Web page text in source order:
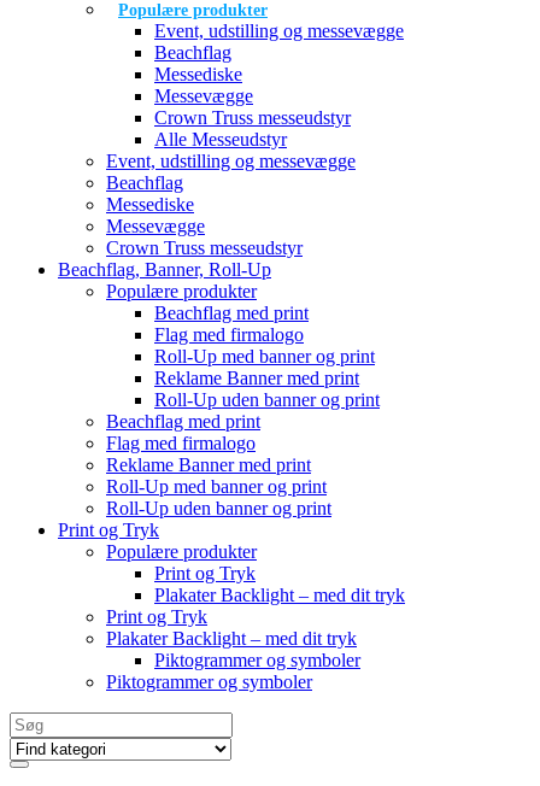
Populære produkter
Event, udstilling og messevægge
Beachflag
Messediske
Messevægge
Crown Truss messeudstyr
Alle Messeudstyr
Event, udstilling og messevægge
Beachflag
Messediske
Messevægge
Crown Truss messeudstyr
Beachflag, Banner, Roll-Up
Populære produkter
Beachflag med print
Flag med firmalogo
Roll-Up med banner og print
Reklame Banner med print
Roll-Up uden banner og print
Beachflag med print
Flag med firmalogo
Reklame Banner med print
Roll-Up med banner og print
Roll-Up uden banner og print
Print og Tryk
Populære produkter
Print og Tryk
Plakater Backlight – med dit tryk
Print og Tryk
Plakater Backlight – med dit tryk
Piktogrammer og symboler
Piktogrammer og symboler
Search
for: